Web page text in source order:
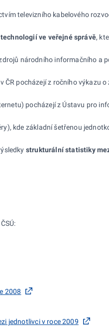
televizního kabelového
ve veřejné správě,
národního informačního a
v ČR pocházejí z ročního výkazu
pocházejí z Ústavu pro
kde základní šetřenou
strukturální statistiky
2008
jednotlivci v roce 2009